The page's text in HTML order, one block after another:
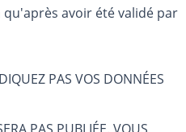
avoir été validé par
PAS VOS DONNÉES